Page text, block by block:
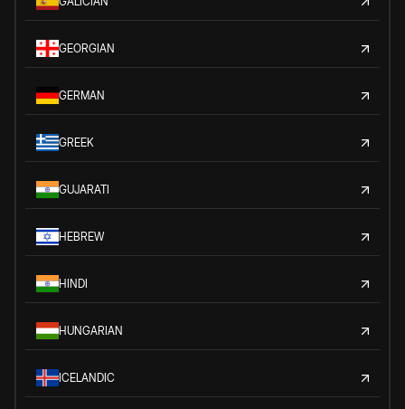
GEORGIAN
GERMAN
GREEK
GUJARATI
HEBREW
HINDI
HUNGARIAN
ICELANDIC